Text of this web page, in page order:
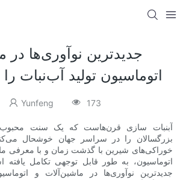
جدیدترین نوآوری‌ها در
اتوماسیون تولید آب‌نبات
Yunfeng 173
آبنبات سازی قرن‌هاست که یک سنت محبوب
بزرگسالان را در سراسر جهان خوشحال
خوراکی‌های شیرین با گذشت زمان و با معرفی
اتوماسیون، به طور قابل توجهی تکامل یافته
جدیدترین نوآوری‌ها در ماشین‌آلات و